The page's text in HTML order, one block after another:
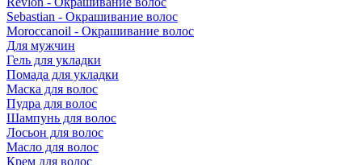
Sebastian - Окрашивание волос
Moroccanoil - Окрашивание волос
Для мужчин
Гель для укладки
Помада для укладки
Маска для волос
Пудра для волос
Шампунь для волос
Лосьон для волос
Масло для волос
Крем для волос